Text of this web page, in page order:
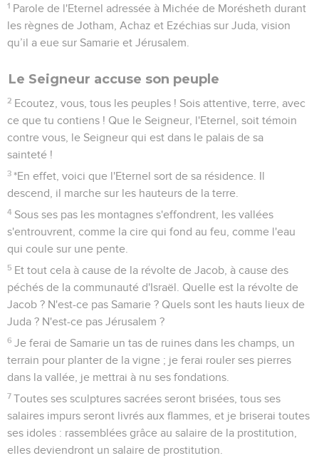
1 Parole de l'Eternel adressée à Michée de Morésheth durant
les règnes de Jotham, Achaz et Ezéchias sur Juda, vision
qu’il a eue sur Samarie et Jérusalem.
Le Seigneur accuse son peuple
2 Ecoutez, vous, tous les peuples ! Sois attentive, terre, avec
ce que tu contiens ! Que le Seigneur, l'Eternel, soit témoin
contre vous, le Seigneur qui est dans le palais de sa
sainteté !
3 *En effet, voici que l'Eternel sort de sa résidence. Il
descend, il marche sur les hauteurs de la terre.
4 Sous ses pas les montagnes s'effondrent, les vallées
s'entrouvrent, comme la cire qui fond au feu, comme l'eau
qui coule sur une pente.
5 Et tout cela à cause de la révolte de Jacob, à cause des
péchés de la communauté d'Israël. Quelle est la révolte de
Jacob ? N'est-ce pas Samarie ? Quels sont les hauts lieux de
Juda ? N'est-ce pas Jérusalem ?
6 Je ferai de Samarie un tas de ruines dans les champs, un
terrain pour planter de la vigne ; je ferai rouler ses pierres
dans la vallée, je mettrai à nu ses fondations.
7 Toutes ses sculptures sacrées seront brisées, tous ses
salaires impurs seront livrés aux flammes, et je briserai toutes
ses idoles : rassemblées grâce au salaire de la prostitution,
elles deviendront un salaire de prostitution.